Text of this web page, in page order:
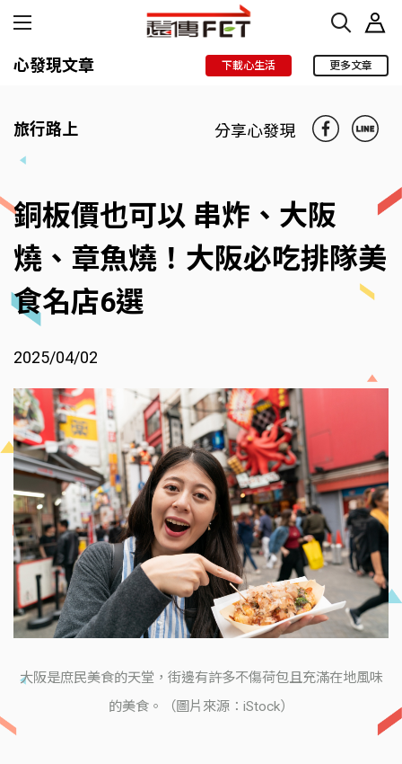
心發現文章 下載心生活 更多文章
旅行路上 分享心發現
銅板價也可以 串炸、大阪
燒、章魚燒！大阪必吃排隊美
食名店6選
2025/04/02
大阪是庶民美食的天堂，街邊有許多不傷荷包且充滿在地風味
的美食。（圖片來源：iStock）